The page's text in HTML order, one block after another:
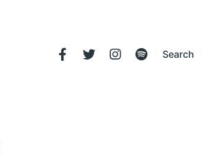
Search